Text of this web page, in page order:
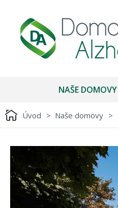
NAŠE DOMOVY
Úvod > Naše domovy >